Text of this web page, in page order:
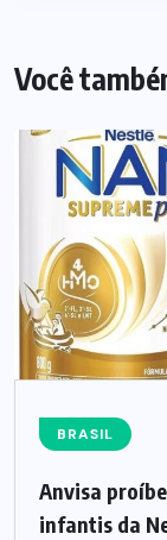
Você
BRASIL
Anvisa
infantis da